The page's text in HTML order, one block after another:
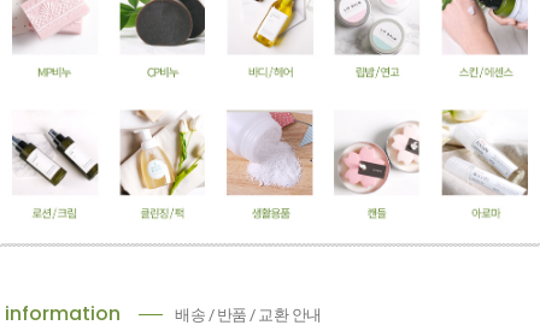
information 배송 / 반품 / 교환 안내